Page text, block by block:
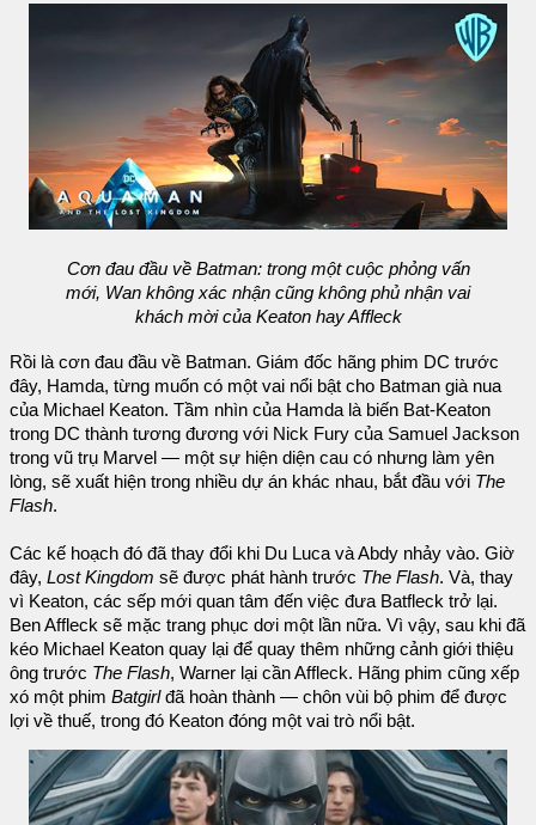
Cơn đau đầu về Batman: trong một cuộc phỏng vấn
mới, Wan không xác nhận cũng không phủ nhận vai
khách mời của Keaton hay Affleck
Rồi là cơn đau đầu về Batman. Giám đốc hãng phim DC trước
đây, Hamda, từng muốn có một vai nổi bật cho Batman già nua
của Michael Keaton. Tầm nhìn của Hamda là biến Bat-Keaton
trong DC thành tương đương với Nick Fury của Samuel Jackson
trong vũ trụ Marvel — một sự hiện diện cau có nhưng làm yên
lòng, sẽ xuất hiện trong nhiều dự án khác nhau, bắt đầu với The
Flash.
Các kế hoạch đó đã thay đổi khi Du Luca và Abdy nhảy vào. Giờ
đây, Lost Kingdom sẽ được phát hành trước The Flash. Và, thay
vì Keaton, các sếp mới quan tâm đến việc đưa Batfleck trở lại.
Ben Affleck sẽ mặc trang phục dơi một lần nữa. Vì vậy, sau khi đã
kéo Michael Keaton quay lại để quay thêm những cảnh giới thiệu
ông trước The Flash, Warner lại cần Affleck. Hãng phim cũng xếp
xó một phim Batgirlđã hoàn thành — chôn vùi bộ phim để được
lợi về thuế, trong đó Keaton đóng một vai trò nổi bật.